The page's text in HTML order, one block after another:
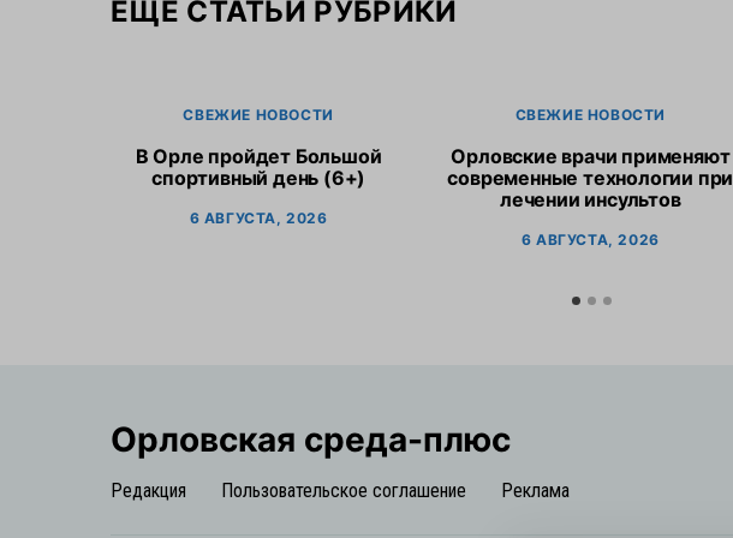
ЕЩЕ СТАТЬИ РУБРИКИ
СВЕЖИЕ НОВОСТИ
В Орле пройдет Большой
спортивный день (6+)
6 АВГУСТА, 2026
СВЕЖИЕ НОВОСТИ
Орловские врачи применяют
современные технологии при
лечении инсультов
6 АВГУСТА, 2026
Орловская cреда-плюс
Редакция Пользовательское соглашение Реклама